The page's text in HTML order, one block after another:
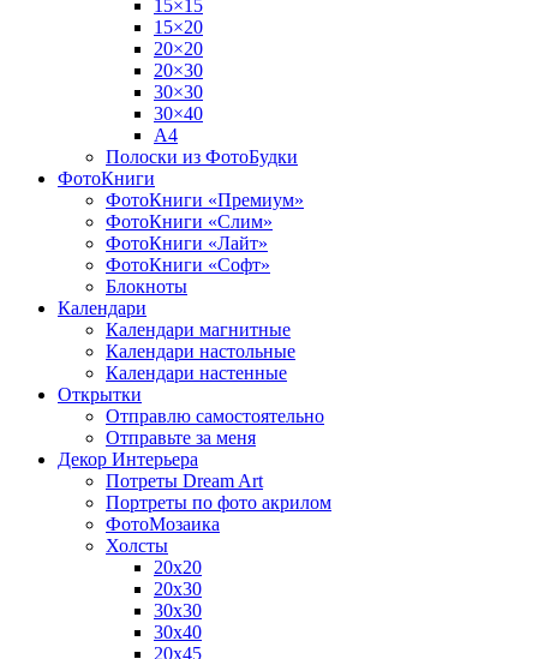
15×15
15×20
20×20
20×30
30×30
30×40
A4
Полоски из ФотоБудки
ФотоКниги
ФотоКниги «Премиум»
ФотоКниги «Слим»
ФотоКниги «Лайт»
ФотоКниги «Софт»
Блокноты
Календари
Календари магнитные
Календари настольные
Календари настенные
Открытки
Отправлю самостоятельно
Отправьте за меня
Декор Интерьера
Потреты Dream Art
Портреты по фото акрилом
ФотоМозаика
Холсты
20х20
20х30
30х30
30х40
20х45